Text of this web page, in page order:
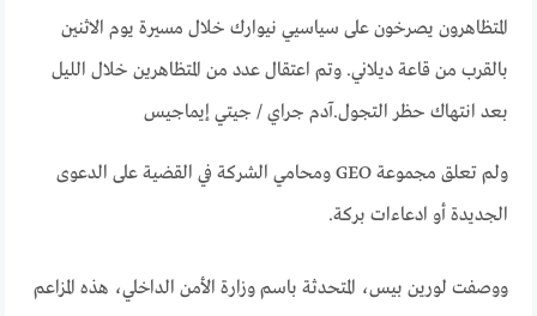
المتظاهرون يصرخون على سياسيي نيوارك خلال مسيرة يوم الاثنين
بالقرب من قاعة ديلاني. وتم اعتقال عدد من المتظاهرين خلال الليل
بعد انتهاك حظر التجول.آدم جراي / جيتي إيماجيس
ولم تعلق مجموعة GEO ومحامي الشركة في القضية على الدعوى
الجديدة أو ادعاءات بركة.
ووصفت لورين بيس، المتحدثة باسم وزارة الأمن الداخلي، هذه المزاعم